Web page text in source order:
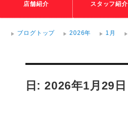
店舗紹介 スタッフ紹介
ブログトップ 2026年 1月
日: 2026年1月29日